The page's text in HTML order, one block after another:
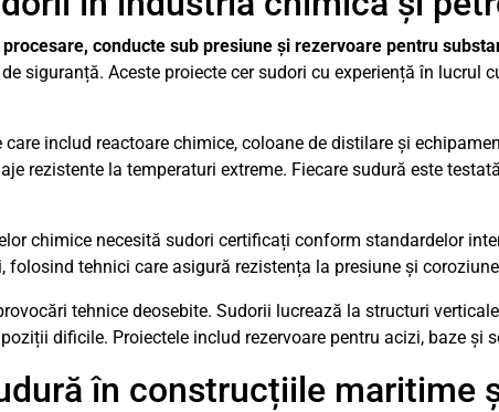
conducte sub presiune și rezervoare pentru
siguranță. Aceste proiecte cer sudori cu experiență în lucrul
includ reactoare chimice, coloane de distilare și
rezistente la temperaturi extreme. Fiecare sudură este
chimice necesită sudori certificați conform standardelor
tehnici care asigură rezistența la presiune și
tehnice deosebite. Sudorii lucrează la structuri
dificile. Proiectele includ rezervoare pentru acizi, baze și
în construcțiile maritime